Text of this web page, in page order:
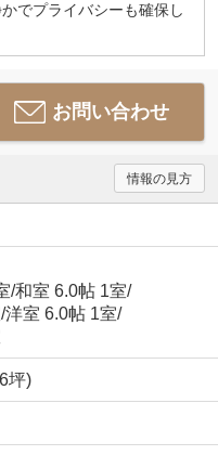
でプライバシーも確保し
お問い合わせ
情報の見方
/和室 6.0帖 1室/
/洋室 6.0帖 1室/
坪)